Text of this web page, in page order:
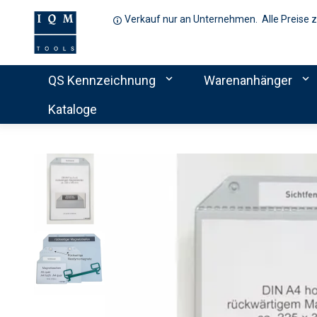
Verkauf nur an Unternehmen. Alle Preise
QS Kennzeichnung expand_more Warenanhänger expand_more
Kataloge